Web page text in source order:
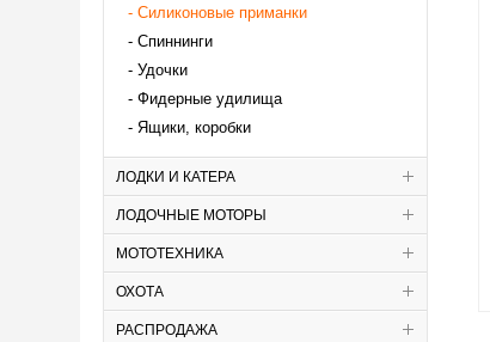
Силиконовые приманки
Спиннинги
Удочки
Фидерные удилища
Ящики, коробки
ЛОДКИ И КАТЕРА
ЛОДОЧНЫЕ МОТОРЫ
МОТОТЕХНИКА
ОХОТА
РАСПРОДАЖА